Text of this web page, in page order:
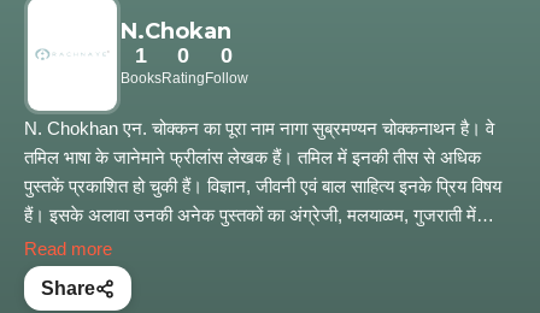
N.Chokan
1
Books
0
Rating
0
Follow
N. Chokhan एन. चोक्कन का पूरा नाम नागा सुब्रमण्यन चोक्कनाथन है। वे
तमिल भाषा के जानेमाने फ्रीलांस लेखक हैं। तमिल में इनकी तीस से अधिक
पुस्तकें प्रकाशित हो चुकी हैं। विज्ञान, जीवनी एवं बाल साहित्य इनके प्रिय विषय
हैं। इसके अलावा उनकी अनेक पुस्तकों का अंग्रेजी, मलयाळम, गुजराती में
भाषांतर हो चुका है।तमिल की पत्र-पत्रिकाओं में इनके लेख-आलेख निरंतर
प्रकाशित होते रहते हैं।संप्रति बंगलौर की एक सॉफ्टवेयर कंपनी में निदेशक के
पद पर कार्यरत हैं।
Read more
Share